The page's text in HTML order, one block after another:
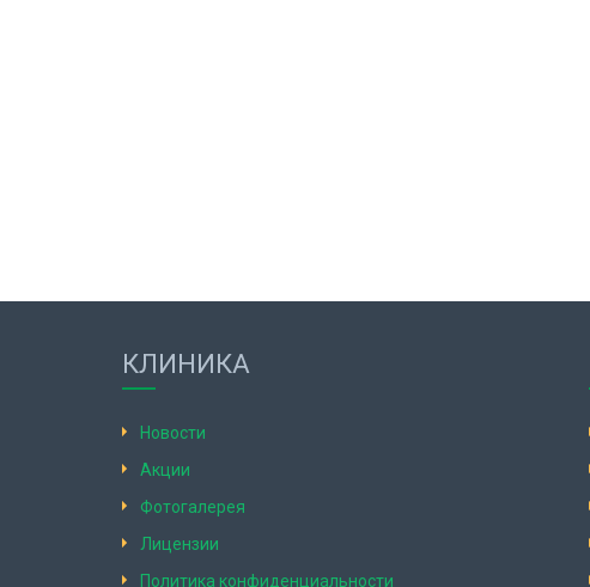
КЛИНИКА
Новости
Акции
Фотогалерея
Лицензии
Политика конфиденциальности